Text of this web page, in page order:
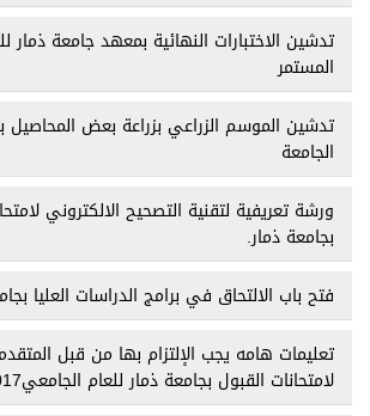
تدشين الاختبارات النهائية بمعهد جامعة ذمار
المستمر
تدشين الموسم الزراعي بزراعة بعض المحاصيل
الجامعة
ورشة تعريفية لتقنية التصحيح الالكتروني
بجامعة ذمار.
فتح باب الالتحاق في برامج الدراسات العليا
تعليمات هامه يجب الإلتزام بها من قبل
لامتحانات القبول بجامعة ذمار للعام الجامعي2018/2017م